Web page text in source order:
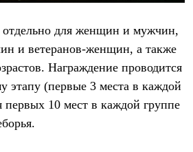
отдельно для женщин и мужчин,
и ветеранов-женщин, а также
Награждение проводится
этапу (первые 3 места в каждой
первых 10 мест в каждой группе